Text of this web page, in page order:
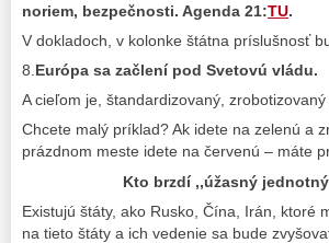
noriem, bezpečnosti. Agenda 21:TU.
V dokladoch, v kolonke štátna príslušnosť
8. Európa sa začlení pod Svetovú vládu.
A cieľom je, štandardizovaný,
Chcete malý príklad? Ak idete na zelenú a
prázdnom meste idete na červenú – máte
Kto brzdí ,,úžasný jednotný
Existujú štáty, ako Rusko, Čína, Irán, ktoré
na tieto štáty a ich vedenie sa bude